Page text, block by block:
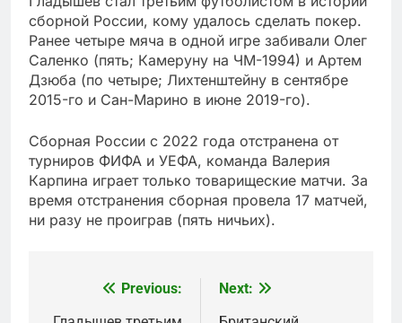
сборной России, кому удалось сделать покер.
Ранее четыре мяча в одной игре забивали Олег
Саленко (пять; Камеруну на ЧМ-1994) и Артем
Дзюба (по четыре; Лихтенштейну в сентябре
2015-го и Сан-Марино в июне 2019-го).
Сборная России c 2022 года отстранена от
турниров ФИФА и УЕФА, команда Валерия
Карпина играет только товарищеские матчи. За
время отстранения сборная провела 17 матчей,
ни разу не проиграв (пять ничьих).
Previous:
Next: